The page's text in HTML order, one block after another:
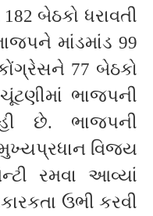
બેઠકો ધરાવતી
માંડમાંડ 99
77 બેઠકો
ભાજપની
છે. ભાજપની
મુખ્યપ્રધાન વિજય
રમવા આવ્યાં
ઉભી કરવી